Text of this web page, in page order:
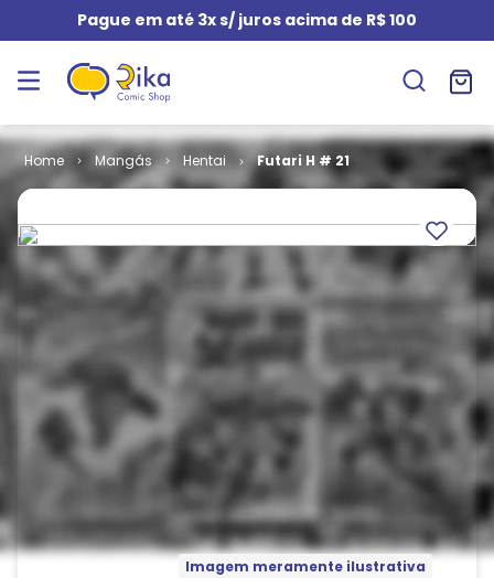
Pague em até 3x s/ juros acima de R$ 100
Mangás Hentai Futari H # 21
Imagem meramente ilustrativa